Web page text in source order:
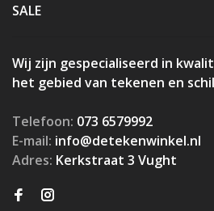
SALE
Wij zijn gespecialiseerd in
het gebied van tekenen en
Telefoon: 073 6579992
E-mail: info@detekenwinkel.nl
Adres: Kerkstraat 3 Vught